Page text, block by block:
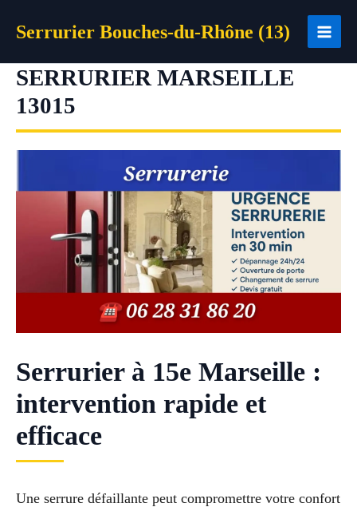
Serrurier Bouches-du-Rhône (13)
SERRURIER MARSEILLE
13015
Serrurier à 15e Marseille :
intervention rapide et
efficace
Une serrure défaillante peut compromettre votre confort